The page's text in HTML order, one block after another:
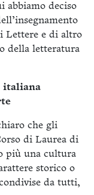
abbiamo deciso
Lettere e di altro
della letteratura
italiana
che gli
di Laurea di
più una cultura
storico o
da tutti,